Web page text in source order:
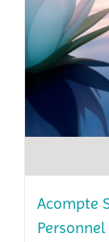
Acompte